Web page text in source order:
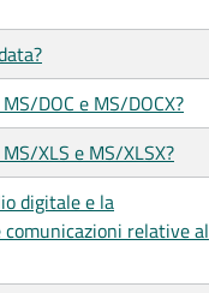
DOC e MS/DOCX?
XLS e MS/XLSX?
digitale e la
relative al